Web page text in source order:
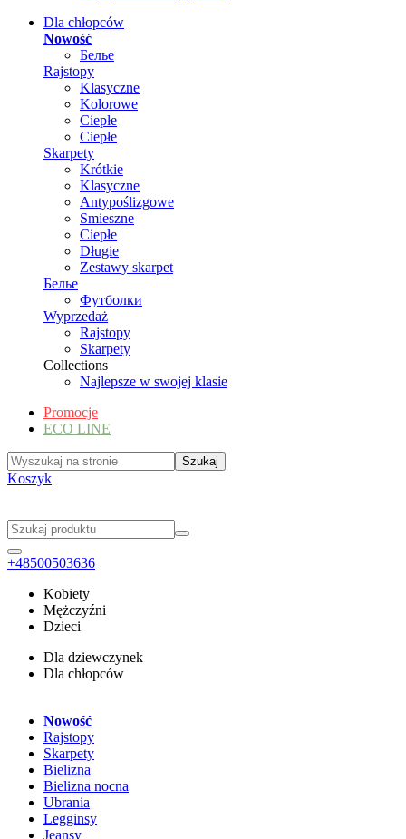
Dla chłopców
Nowość
Белье
Rajstopy
Klasyczne
Kolorowe
Ciepłe
Ciepłe
Skarpety
Krótkie
Klasyczne
Antypoślizgowe
Smieszne
Ciepłe
Długie
Zestawy skarpet
Белье
Футболки
Wyprzedaż
Rajstopy
Skarpety
Collections
Najlepsze w swojej klasie
Promocje
ECO LINE
Koszyk
+48500503636
Kobiety
Mężczyźni
Dzieci
Dla dziewczynek
Dla chłopców
Nowość
Rajstopy
Skarpety
Bielizna
Bielizna nocna
Ubrania
Legginsy
Jeansy